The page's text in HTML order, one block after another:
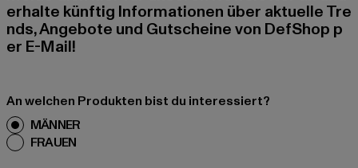
erhalte künftig Informationen über aktuelle Tre
nds, Angebote und Gutscheine von DefShop p
er E-Mail!
An welchen Produkten bist du interessiert?
MÄNNER
FRAUEN